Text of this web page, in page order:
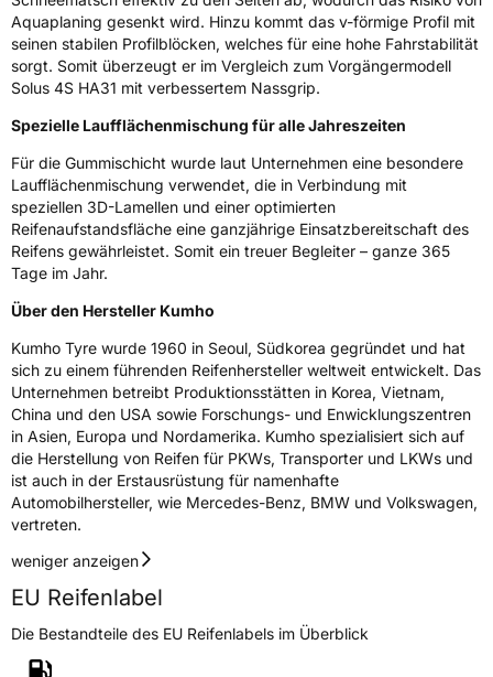
Rollgeräusch (dB)72
FahrzeugklasseC1
3PMSF / Schneeflockensymbol / Alpine-Symbol
EPREL ID
446947
Allgemeine Produktsicherheit (GPSR)
Herstellerkontakt
Kumho Tire Europe GmbH, KUMHO TIRE
D-63067 Offenbach Germany, kumhotire.de,
technik@kumhotire.de
Aquaplaning gesenkt wird. Hinzu kommt das v-förmige Profil mit
seinen stabilen Profilblöcken, welches für eine hohe Fahrstabilität
sorgt. Somit überzeugt er im Vergleich zum Vorgängermodell
Solus 4S HA31 mit verbessertem Nassgrip.
Spezielle Laufflächenmischung für alle Jahreszeiten
Für die Gummischicht wurde laut Unternehmen eine besondere
Laufflächenmischung verwendet, die in Verbindung mit
speziellen 3D-Lamellen und einer optimierten
Reifenaufstandsfläche eine ganzjährige Einsatzbereitschaft des
Reifens gewährleistet. Somit ein treuer Begleiter – ganze 365
Tage im Jahr.
Über den Hersteller Kumho
Kumho Tyre wurde 1960 in Seoul, Südkorea gegründet und hat
sich zu einem führenden Reifenhersteller weltweit entwickelt. Das
Unternehmen betreibt Produktionsstätten in Korea, Vietnam,
China und den USA sowie Forschungs- und Enwicklungszentren
in Asien, Europa und Nordamerika. Kumho spezialisiert sich auf
die Herstellung von Reifen für PKWs, Transporter und LKWs und
ist auch in der Erstausrüstung für namenhafte
Automobilhersteller, wie Mercedes-Benz, BMW und Volkswagen,
vertreten.
weniger anzeigen
EU Reifenlabel
Die Bestandteile des EU Reifenlabels im Überblick